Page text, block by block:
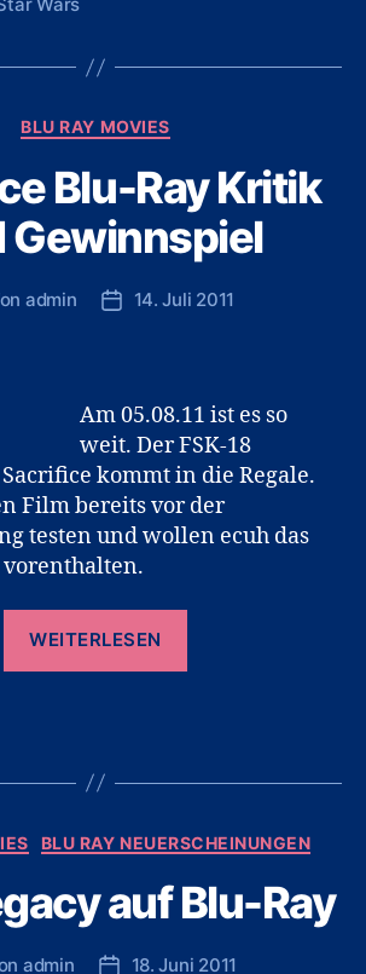
Kategorien
BLU RAY MOVIES
Blu-Ray Kritik
Gewinnspiel
admin Veröffentlichungsdatum
14. Juli 2011
Am 05.08.11 ist es so
weit. Der FSK-18
kommt in die Regale.
Film bereits vor der
testen und wollen ecuh das
WEITERLESEN
Gewinnspiel“
Kategorien
BLU RAY NEUERSCHEINUNGEN
auf Blu-Ray
admin Veröffentlichungsdatum
18. Juni 2011